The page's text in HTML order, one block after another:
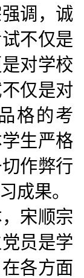
调，诚
不仅是
对学校
仅是对
格的考
生严格
作弊行
成果。
宋顺宗
员是学
各方面